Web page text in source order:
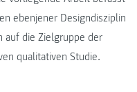
ebenjener Designdisziplin
auf die Zielgruppe der
qualitativen Studie.